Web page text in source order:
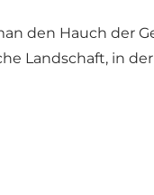
den Hauch der
Landschaft, in